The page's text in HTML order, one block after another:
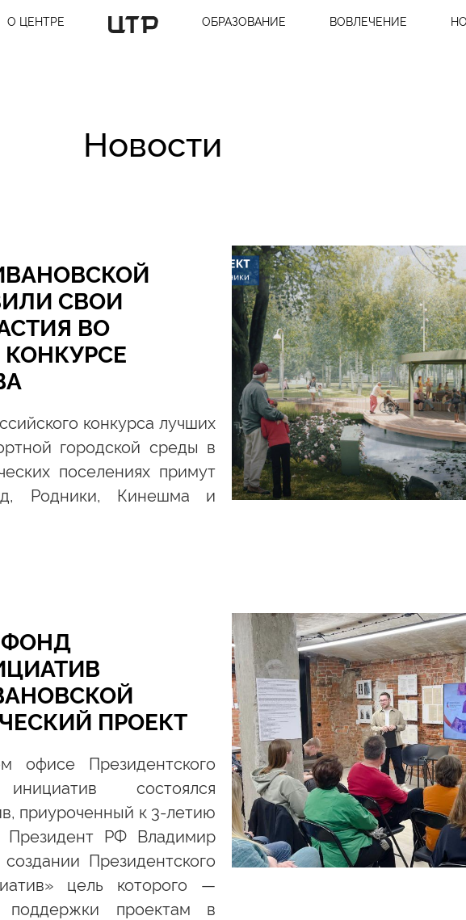
О ЦЕНТРЕ ОБРАЗОВАНИЕ ВОВЛЕЧЕНИЕ
Новости
СВОИ
ВО
конкурса лучших
городской среды в
поселениях примут
Родники, Кинешма и
ФОНД
ПРОЕКТ
офисе Президентского
состоялся
приуроченный к 3-летию
РФ Владимир
Президентского
цель которого —
поддержки проектам в